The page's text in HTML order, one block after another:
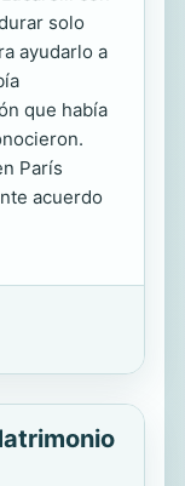
solo
ayudarlo a
que había
París
acuerdo